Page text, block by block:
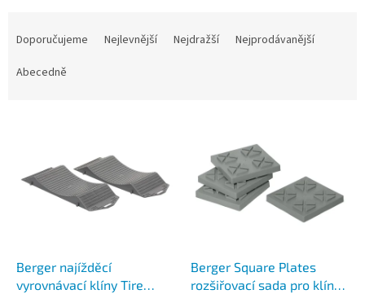
Doporučujeme Nejlevnější Nejdražší
Nejprodávanější
Abecedně
Berger najížděcí
vyrovnávací klíny Tire
Berger Square Plates
rozšiřovací sada pro klíny